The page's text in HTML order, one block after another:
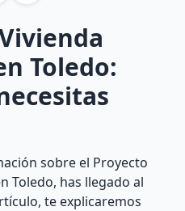
Toledo:
sobre el Proyecto
Toledo, has llegado al
te explicaremos